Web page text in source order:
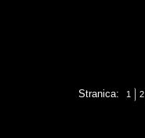
Stranica: 1 2